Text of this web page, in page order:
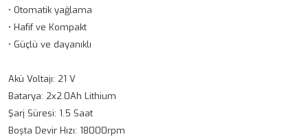
• Otomatik yağlama
• Hafif ve Kompakt
• Güçlü ve dayanıklı
Akü Voltajı: 21 V
Batarya: 2x2.0Ah Lithium
Şarj Süresi: 1.5 Saat
Boşta Devir Hızı: 18000rpm